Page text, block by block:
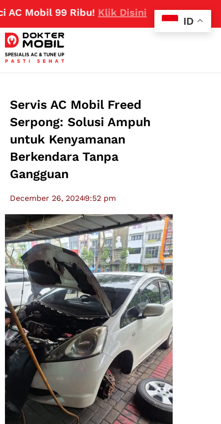
Mobil 99 Ribu!Klik Disini
Servis AC Mobil Freed
Serpong: Solusi Ampuh
untuk Kenyamanan
Berkendara Tanpa
Gangguan
December 26, 20249:52 pm
ID